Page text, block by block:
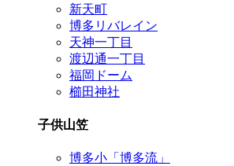
新天町
博多リバレイン
天神一丁目
渡辺通一丁目
福岡ドーム
櫛田神社
子供山笠
博多小「博多流」